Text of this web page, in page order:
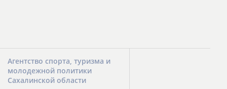
Агентство спорта, туризма и
молодежной политики
Сахалинской области